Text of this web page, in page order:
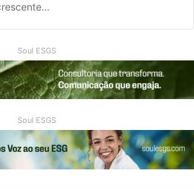
Soul ESGS
Soul ESGS